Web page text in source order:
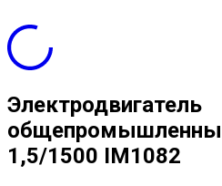
Электродвигатель
1,5/1500 IM1082